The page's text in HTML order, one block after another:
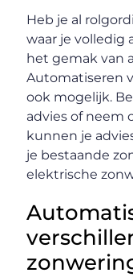
Heb je al
waar je volledig
het gemak van
Automatiseren
ook mogelijk.
advies of neem
kunnen je
je bestaande
elektrische